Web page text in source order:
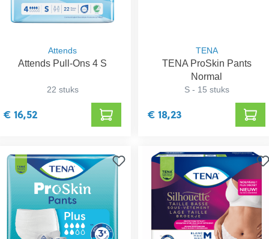
Attends
Attends Pull-Ons 4 S
22 stuks
€ 16,52
TENA
TENA ProSkin Pants
Normal
S - 15 stuks
€ 18,23